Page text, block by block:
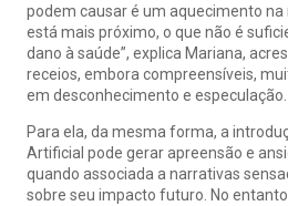
podem causar é um aquecimento
está mais próximo, o que não é
dano à saúde”, explica Mariana,
receios, embora compreensíveis,
em desconhecimento e especulação.
Para ela, da mesma forma, a
Artificial pode gerar apreensão e
quando associada a narrativas
sobre seu impacto futuro. No